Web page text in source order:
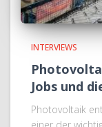
INTERVIEWS
Jobs und
Photovoltaik